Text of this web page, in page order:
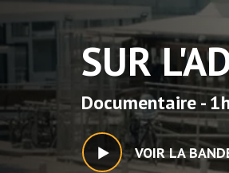
SUR
Documentaire -
VOIR LA